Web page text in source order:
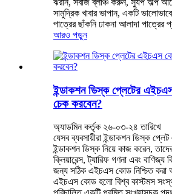
সামুদ্রিক খাবার ভাপান, একটি
পাত্রের ছাঁকনি ঢাকনা আলাদা পাত্রের
আরও পড়ুন
ইন্ডাকশন ডিস্ক প্লেটের
চেক করবেন?
অ্যাডমিন কর্তৃক ২৬-০৩-২৪ তারিখে
যেসব ব্যবসায়ীরা ইন্ডাকশন ডিস্ক
ইন্ডাকশন ডিস্ক নিয়ে কাজ করেন,
ক্লিয়ারেন্স, ট্যারিফ গণনা এবং বাণিজ্য
জন্য সঠিক এইচএস কোড নিশ্চিত করা
এইচএস কোড হলো বিশ্ব কাস্টমস